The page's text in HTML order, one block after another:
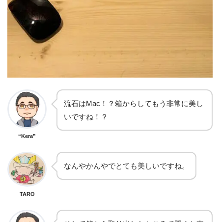
“Kera”
流石はMac！？箱からしてもう非常に美し
いですね！？
TARO
なんやかんやでとても美しいですね。